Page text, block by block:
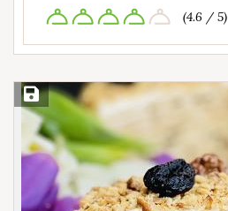
(4.6 / 5)
Save Recipe